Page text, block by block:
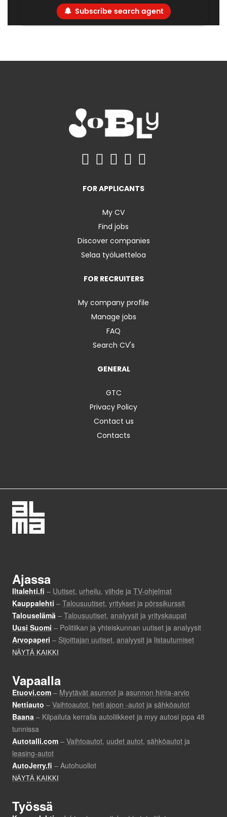
Subscribe search agent
FOR APPLICANTS
My CV
Find jobs
Discover companies
Selaa työluetteloa
FOR RECRUITERS
My company profile
Manage jobs
FAQ
Search CV's
GENERAL
GTC
Privacy Policy
Contact us
Contacts